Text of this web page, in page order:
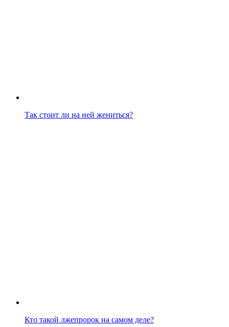
Так стоит ли на ней жениться?
Кто такой лжепророк на самом деле?